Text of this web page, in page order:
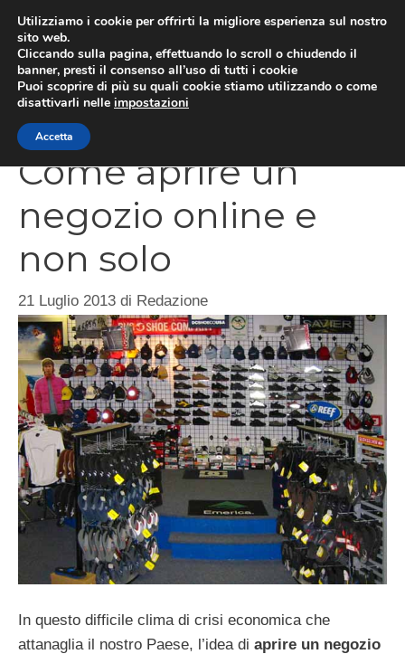
contenuto
Come aprire un
negozio online e
non solo
21 Luglio 2013 di Redazione
In questo difficile clima di crisi economica che
attanaglia il nostro Paese, l’idea di aprire un negozio
Utilizziamo i cookie per offrirti la migliore esperienza sul nostro
sito web.
Cliccando sulla pagina, effettuando lo scroll o chiudendo il
banner, presti il consenso all’uso di tutti i cookie
Puoi scoprire di più su quali cookie stiamo utilizzando o come
disattivarli nelle impostazioni
Accetta